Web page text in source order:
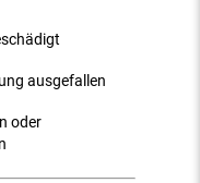
ausgefallen
oder